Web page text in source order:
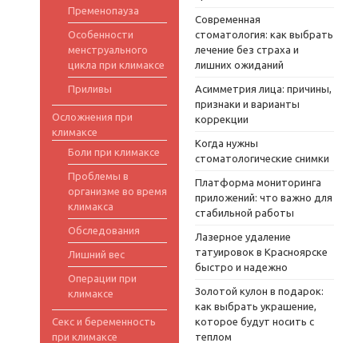
Пременопауза
Особенности
менструального
цикла при климаксе
Приливы
Осложнения при
климаксе
Боли при климаксе
Проблемы в
организме во время
климакса
Обследования
Лишний вес
Операции при
климаксе
Секс и беременность
при климаксе
Современная
стоматология: как выбрать
лечение без страха и
лишних ожиданий
Асимметрия лица: причины,
признаки и варианты
коррекции
Когда нужны
стоматологические снимки
Платформа мониторинга
приложений: что важно для
стабильной работы
Лазерное удаление
татуировок в Красноярске
быстро и надежно
Золотой кулон в подарок:
как выбрать украшение,
которое будут носить с
теплом